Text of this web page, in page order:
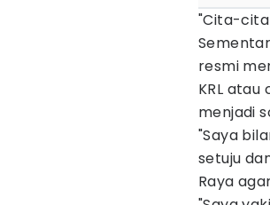
"Cita-cita
resmi
KRL
menjadi
"Saya
setuju
Raya